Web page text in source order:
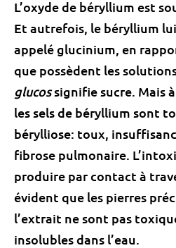
L’oxyde de béryllium est
Et autrefois, le béryllium
appelé glucinium, en
que possèdent les
glucossignifie sucre. Mais
les sels de béryllium sont
bérylliose: toux,
fibrose pulmonaire.
produire par contact à
évident que les pierres
l’extrait ne sont pas
insolubles dans l’eau.